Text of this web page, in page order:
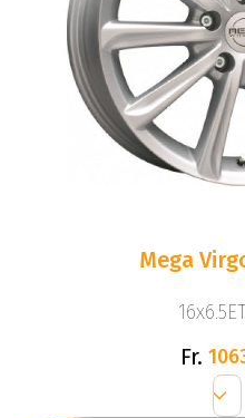
Mega
Fr.